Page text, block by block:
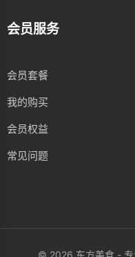
会员服务
会员套餐
我的购买
会员权益
常见问题
© 2026 东方美食 - 专